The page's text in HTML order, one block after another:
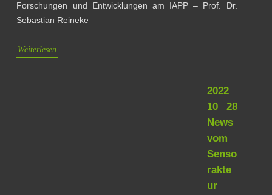
Forschungen und Entwicklungen am IAPP – Prof. Dr.
Sebastian Reineke
Weiterlesen
2022
10 28
News
vom
Senso
rakte
ur